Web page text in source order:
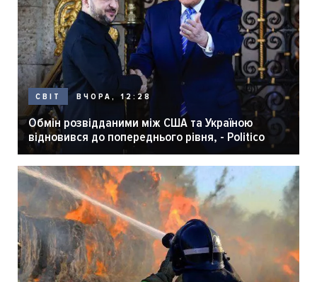
СВІТ ВЧОРА, 12:28
Обмін розвідданими між США та Україною
відновився до попереднього рівня, - Politico